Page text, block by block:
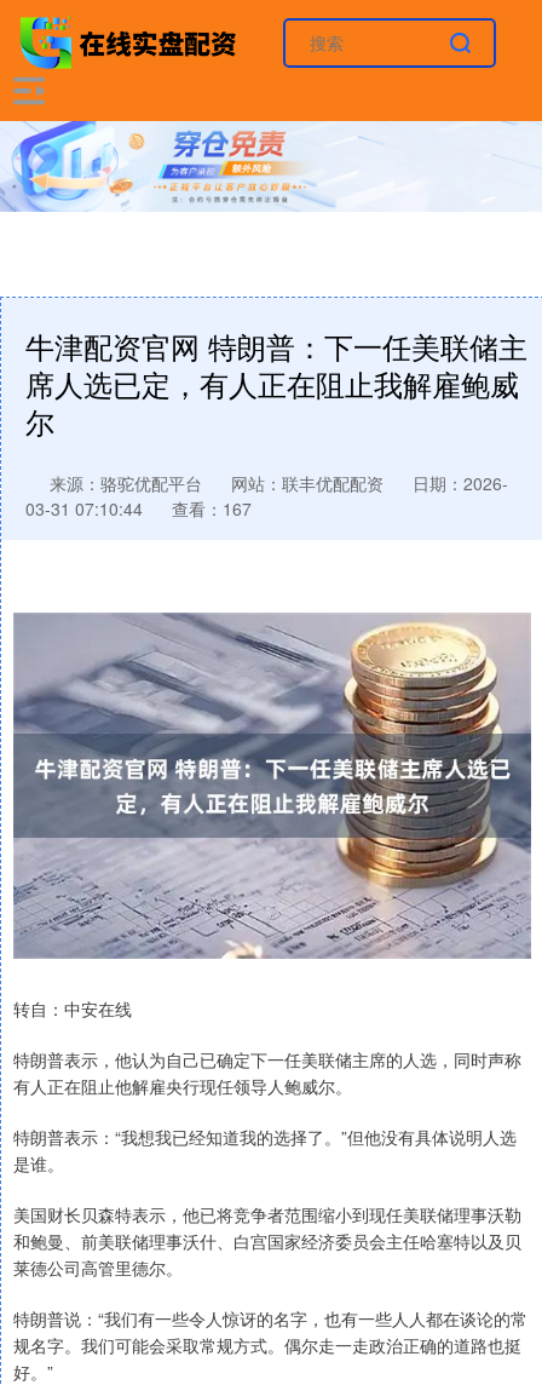
牛津配资官网 特朗普：下一任美联储主
席人选已定，有人正在阻止我解雇鲍威
尔
来源：骆驼优配平台 网站：联丰优配配资
日期：2026-
03-31 07:10:44
查看：167
转自：中安在线
特朗普表示，他认为自己已确定下一任美联储主席的人选，同时声称
有人正在阻止他解雇央行现任领导人鲍威尔。
特朗普表示：“我想我已经知道我的选择了。”但他没有具体说明人选
是谁。
美国财长贝森特表示，他已将竞争者范围缩小到现任美联储理事沃勒
和鲍曼、前美联储理事沃什、白宫国家经济委员会主任哈塞特以及贝
莱德公司高管里德尔。
特朗普说：“我们有一些令人惊讶的名字，也有一些人人都在谈论的常
规名字。我们可能会采取常规方式。偶尔走一走政治正确的道路也挺
好。”